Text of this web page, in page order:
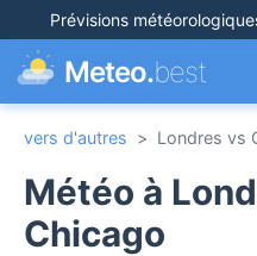
Prévisions
Meteo.best
vers d'autres > Londres vs
Météo à
Chicago